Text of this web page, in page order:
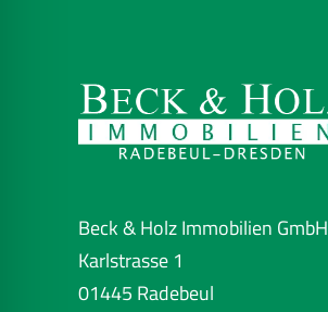
Beck & Holz Immobilien GmbH
Karlstrasse 1
01445 Radebeul